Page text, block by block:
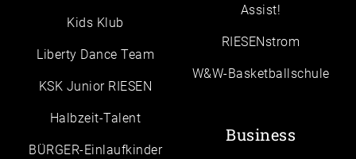
Kids Klub
Liberty Dance Team
KSK Junior RIESEN
Halbzeit-Talent
BÜRGER-Einlaufkinder
Assist!
RIESENstrom
W&W-Basketballschule
Business